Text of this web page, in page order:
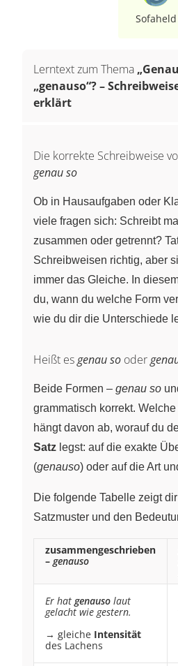
Sofaheld
Lerntext zum Thema
„genauso“? –
erklärt
Die korrekte Schreibweise
genau so
Ob in Hausaufgaben oder
viele fragen sich: Schreibt
zusammen oder getrennt?
Schreibweisen richtig, aber
immer das Gleiche. In
du, wann du welche Form
wie du dir die Unterschiede
Heißt esgenau so oder
Beide Formen – genau so
grammatisch korrekt.
hängt davon ab, worauf du
Satz legst: auf die exakte
(genauso) oder auf die Art
Die folgende Tabelle zeigt
Satzmuster und den
zusammengeschrieben
– genauso
Er hat genauso laut
gelacht wie gestern.
→ gleiche Intensität
des Lachens